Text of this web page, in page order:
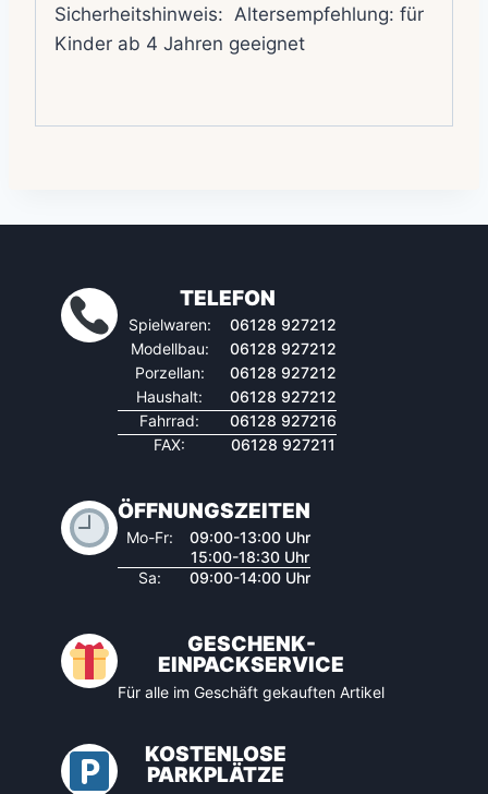
Sicherheitshinweis: Altersempfehlung: für
Kinder ab 4 Jahren geeignet
TELEFON
Spielwaren:
06128 927212
Modellbau:
06128 927212
Porzellan:
06128 927212
Haushalt:
06128 927212
Fahrrad:
06128 927216
FAX:
06128 927211
ÖFFNUNGSZEITEN
Mo-Fr:
09:00-13:00 Uhr
15:00-18:30 Uhr
Sa:
09:00-14:00 Uhr
GESCHENK-
EINPACKSERVICE
Für alle im Geschäft gekauften Artikel
KOSTENLOSE
PARKPLÄTZE